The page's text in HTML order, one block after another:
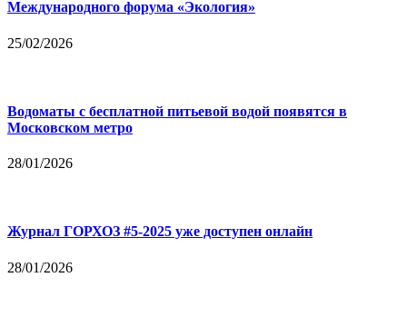
Международного форума «Экология»
25/02/2026
Водоматы с бесплатной питьевой водой появятся в
Московском метро
28/01/2026
Журнал ГОРХОЗ #5-2025 уже доступен онлайн
28/01/2026